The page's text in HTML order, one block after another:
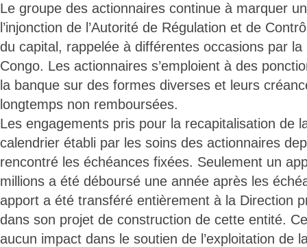
Le groupe des actionnaires continue à marquer
l’injonction de l’Autorité de Régulation et de
du capital, rappelée à différentes occasions par
Congo. Les actionnaires s’emploient à des
la banque sur des formes diverses et leurs
longtemps non remboursées.
Les engagements pris pour la recapitalisation de
calendrier établi par les soins des actionnaires
rencontré les échéances fixées. Seulement un
millions a été déboursé une année après les
apport a été transféré entièrement à la Direction
dans son projet de construction de cette entité.
aucun impact dans le soutien de l’exploitation de